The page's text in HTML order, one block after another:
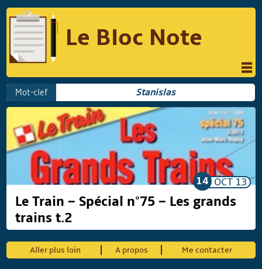
Le Bloc Note
INFORMATIQUE
MUSIQUE
PHOTOGRAPHIE
PODCAST
RÉFLEXIONS
REVUES DE PRESSE
COMPARATIF DES HYBRIDES
COMPARATIF DES APPAREILS REFLEX
Suivre Le Bloc Note
Mot-clef Stanislas
14 OCT 13
Le Train – Spécial n°75 – Les grands
trains t.2
Aller plus loin A propos Me contacter